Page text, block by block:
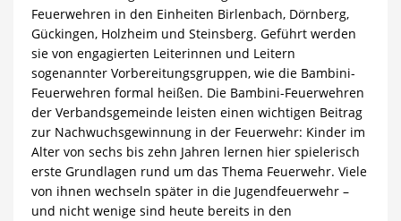
Feuerwehren in den Einheiten Birlenbach, Dörnberg,
Gückingen, Holzheim und Steinsberg. Geführt werden
sie von engagierten Leiterinnen und Leitern
sogenannter Vorbereitungsgruppen, wie die Bambini-
Feuerwehren formal heißen. Die Bambini-Feuerwehren
der Verbandsgemeinde leisten einen wichtigen Beitrag
zur Nachwuchsgewinnung in der Feuerwehr: Kinder im
Alter von sechs bis zehn Jahren lernen hier spielerisch
erste Grundlagen rund um das Thema Feuerwehr. Viele
von ihnen wechseln später in die Jugendfeuerwehr –
und nicht wenige sind heute bereits in den